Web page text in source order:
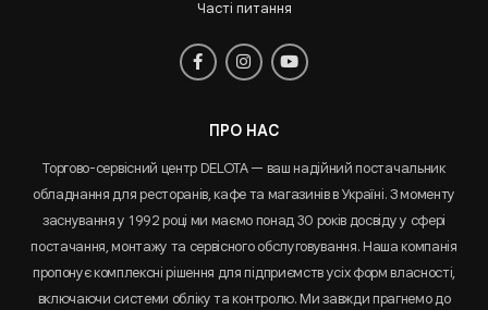
Часті питання
ПРО НАС
Торгово-сервісний центр DELOTA — ваш надійний постачальник
обладнання для ресторанів, кафе та магазинів в Україні. З моменту
заснування у 1992 році ми маємо понад 30 років досвіду у сфері
постачання, монтажу та сервісного обслуговування. Наша компанія
пропонує комплексні рішення для підприємств усіх форм власності,
включаючи системи обліку та контролю. Ми завжди прагнемо до